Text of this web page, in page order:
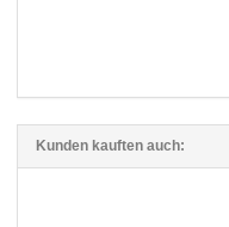
Kunden kauften auch: